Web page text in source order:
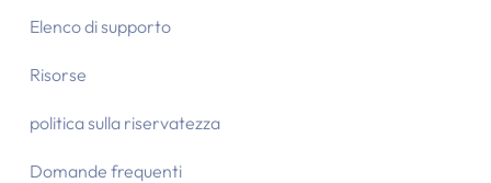
Elenco di supporto
Risorse
politica sulla riservatezza
Domande frequenti